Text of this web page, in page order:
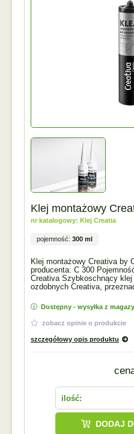
Klej montażowy
nr katalogowy: Klej Creatia
pojemność: 300 ml
Klej montażowy Creativa by
producenta: C 300
Creativa Szybkoschnący
ozdobnych Creativa,
Dostępny - wysyłka z
zobacz opinie o produkcie
szczegółowy opis produktu
ilość:
DODAJ